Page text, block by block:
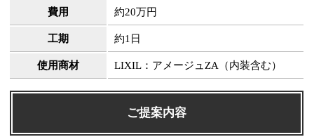
費用 約20万円
工期 約1日
使用商材 LIXIL：アメージュZA（内装含む）
ご提案内容